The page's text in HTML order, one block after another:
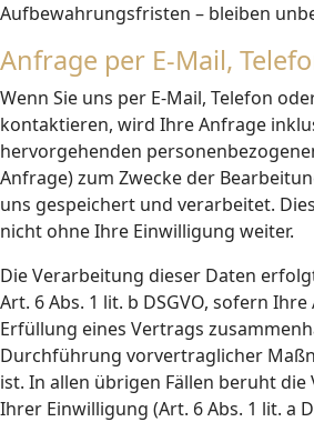
Aufbewahrungsfristen – bleiben
Anfrage per E-Mail,
Wenn Sie uns per E-Mail, Telefon
kontaktieren, wird Ihre Anfrage
hervorgehenden
Anfrage) zum Zwecke der
uns gespeichert und verarbeitet.
nicht ohne Ihre Einwilligung weiter.
Die Verarbeitung dieser Daten
Art. 6 Abs. 1 lit. b DSGVO, sofern
Erfüllung eines Vertrags
Durchführung vorvertraglicher
ist. In allen übrigen Fällen beruht
Ihrer Einwilligung (Art. 6 Abs. 1 lit. a